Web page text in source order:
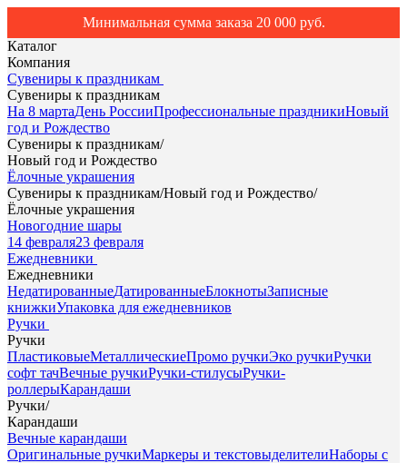
Минимальная сумма заказа 20 000 руб.
Каталог
Компания
Сувениры к праздникам
Сувениры к праздникам
На 8 мартаДень РоссииПрофессиональные праздникиНовый
год и Рождество
Сувениры к праздникам/
Новый год и Рождество
Ёлочные украшения
Сувениры к праздникам/Новый год и Рождество/
Ёлочные украшения
Новогодние шары
14 февраля23 февраля
Ежедневники
Ежедневники
НедатированныеДатированныеБлокнотыЗаписные
книжкиУпаковка для ежедневников
Ручки
Ручки
ПластиковыеМеталлическиеПромо ручкиЭко ручкиРучки
софт тачВечные ручкиРучки-стилусыРучки-
роллерыКарандаши
Ручки/
Карандаши
Вечные карандаши
Оригинальные ручкиМаркеры и текстовыделителиНаборы с